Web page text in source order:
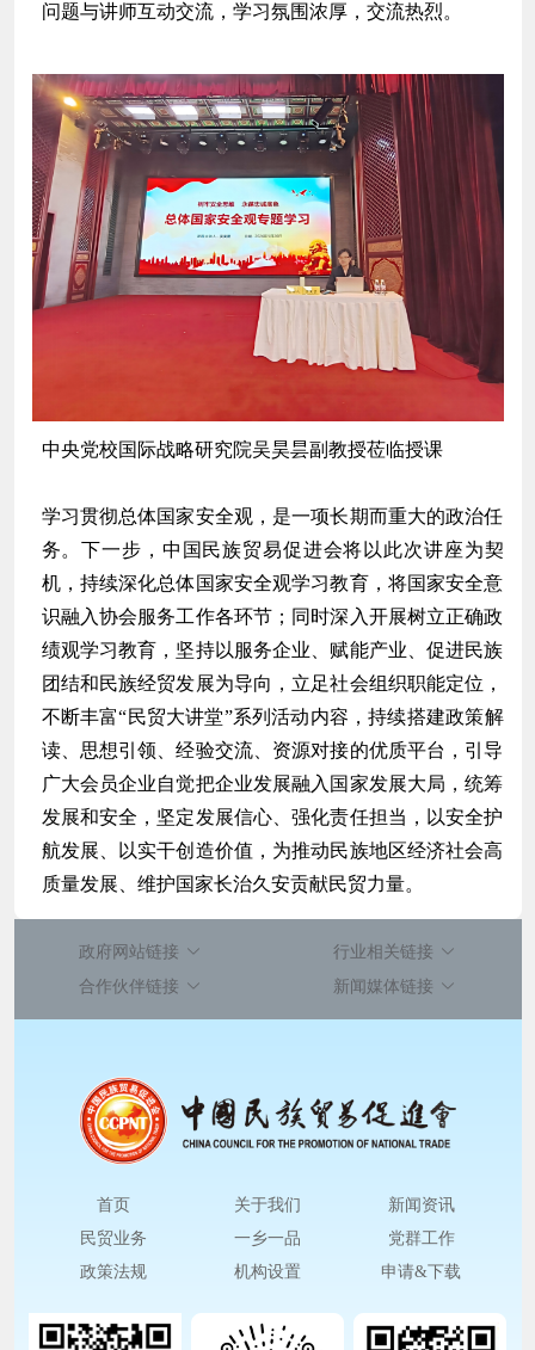
问题与讲师互动交流，学习氛围浓厚，交流热烈。
中央党校国际战略研究院吴昊昙副教授莅临授课
学习贯彻总体国家安全观，是一项长期而重大的政治任
务。下一步，中国民族贸易促进会将以此次讲座为契
机，持续深化总体国家安全观学习教育，将国家安全意
识融入协会服务工作各环节；同时深入开展树立正确政
绩观学习教育，坚持以服务企业、赋能产业、促进民族
团结和民族经贸发展为导向，立足社会组织职能定位，
不断丰富“民贸大讲堂”系列活动内容，持续搭建政策解
读、思想引领、经验交流、资源对接的优质平台，引导
广大会员企业自觉把企业发展融入国家发展大局，统筹
发展和安全，坚定发展信心、强化责任担当，以安全护
航发展、以实干创造价值，为推动民族地区经济社会高
质量发展、维护国家长治久安贡献民贸力量。
政府网站链接
行业相关链接
合作伙伴链接
新闻媒体链接
首页 关于我们
新闻资讯
民贸业务
一乡一品
党群工作
政策法规
机构设置 申请&下载